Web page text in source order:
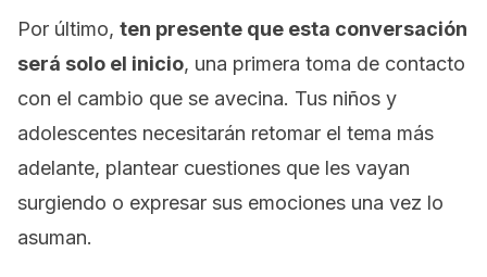
Por último, ten presente que esta conversación
será solo el inicio, una primera toma de contacto
con el cambio que se avecina. Tus niños y
adolescentes necesitarán retomar el tema más
adelante, plantear cuestiones que les vayan
surgiendo o expresar sus emociones una vez lo
asuman.